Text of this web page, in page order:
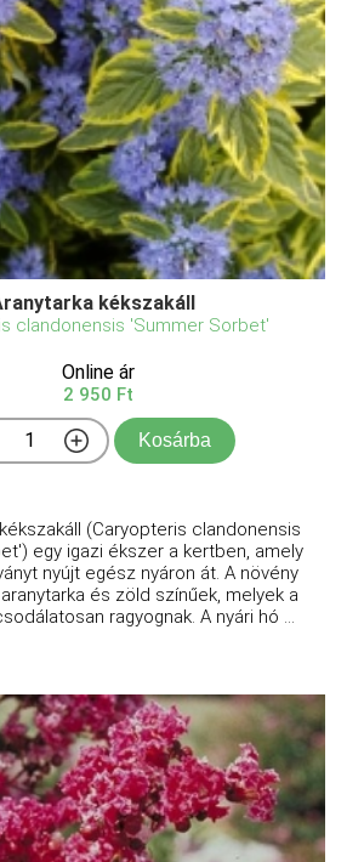
kékszakáll
clandonensis 'Summer Sorbet'
Online ár
2 950 Ft
Kosárba
(Caryopteris clandonensis
egy igazi ékszer a kertben, amely
nyújt egész nyáron át. A növény
és zöld színűek, melyek a
ragyognak. A nyári hó ...